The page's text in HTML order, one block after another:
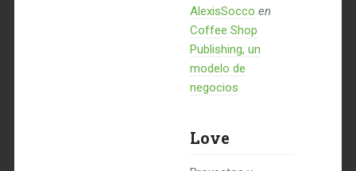
AlexisSocco en
Coffee Shop
Publishing, un
modelo de
negocios
Love